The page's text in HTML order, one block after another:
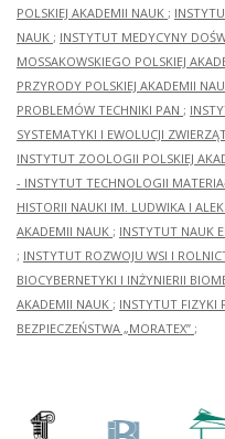
POLSKIEJ AKADEMII NAUK ;
NAUK ; INSTYTUT MEDYCYNY
MOSSAKOWSKIEGO POLSKIEJ
PRZYRODY POLSKIEJ AKADEMII
PROBLEMÓW TECHNIKI PAN ;
SYSTEMATYKI I EWOLUCJI
INSTYTUT ZOOLOGII POLSKIEJ
- INSTYTUT TECHNOLOGII
HISTORII NAUKI IM. LUDWIKA I
AKADEMII NAUK ; INSTYTUT NAUK
; INSTYTUT ROZWOJU WSI I
BIOCYBERNETYKI I INŻYNIERII
AKADEMII NAUK ; INSTYTUT FIZYKI
BEZPIECZEŃSTWA „MORATEX” ;